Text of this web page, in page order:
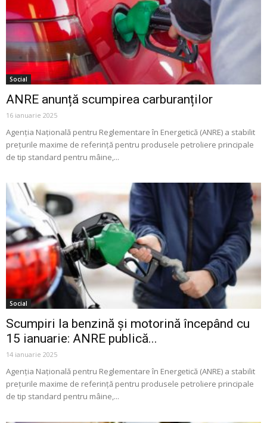
Social
ANRE anunță scumpirea carburanților
16 ianuarie 2025
Agenția Națională pentru Reglementare în Energetică (ANRE) a stabilit
prețurile maxime de referință pentru produsele petroliere principale
de tip standard pentru mâine,...
Social
Scumpiri la benzină și motorină începând cu
15 ianuarie: ANRE publică...
14 ianuarie 2025
Agenția Națională pentru Reglementare în Energetică (ANRE) a stabilit
prețurile maxime de referință pentru produsele petroliere principale
de tip standard pentru mâine,...